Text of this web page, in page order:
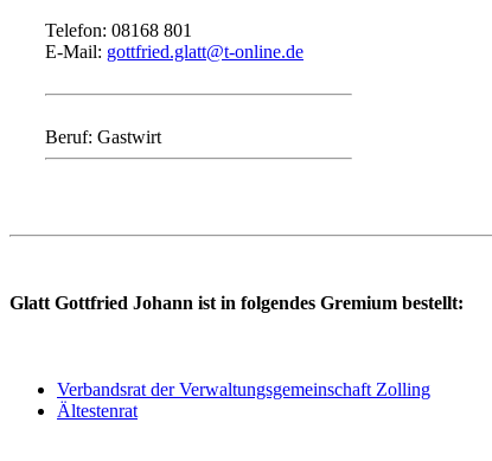
Telefon: 08168 801
E-Mail: gottfried.glatt@t-online.de
Beruf: Gastwirt
Glatt Gottfried Johann ist in folgendes Gremium bestellt:
Verbandsrat der Verwaltungsgemeinschaft Zolling
Ältestenrat